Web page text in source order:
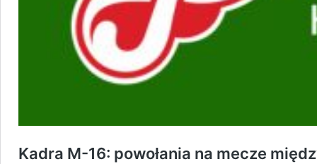
Kadra M-16: powołania na mecze